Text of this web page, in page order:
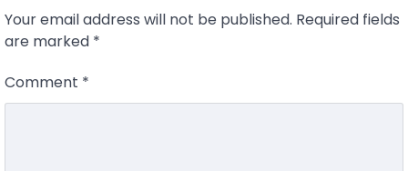
Your email address will not be published. Required fields
are marked *
Comment *